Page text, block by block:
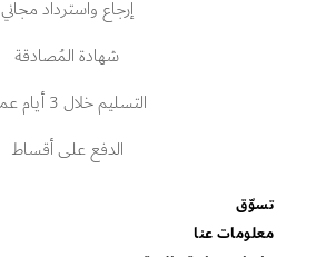
إرجاع واسترداد مجاني
شهادة المُصادقة
التسليم خلال 3 أيام عمل
الدفع على أقساط
تسوّق
قلادات وتعليقات
معلومات عنا